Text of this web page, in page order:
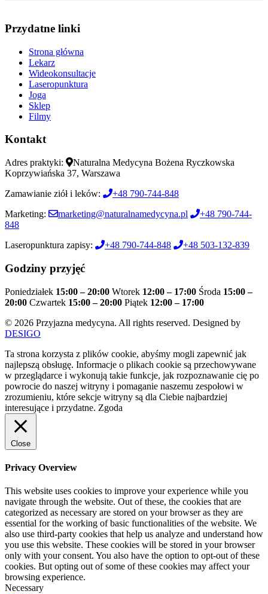
Przydatne linki
Strona główna
Lekarz
Wideokonsultacje
Laseropunktura
Joga
Sklep
Filmy
Kontakt
Adres praktyki:
Naturalna Medycyna Bożena Ryczkowska
Koprzywiańska 37, Warszawa
Zamawianie ziół i leków:
+48 790-744-848
Marketing:
marketing@naturalnamedycyna.pl
+48 790-744-
848
Laseropunktura zapisy:
+48 790-744-848 +48 503-132-839
Godziny przyjęć
Poniedziałek 15:00 – 20:00 Wtorek 12:00 – 17:00 Środa 15:00 –
20:00 Czwartek 15:00 – 20:00 Piątek 12:00 – 17:00
© 2026 Przyjazna medycyna. All rights reserved. Designed by
DESIGO
Ta strona korzysta z plików cookie, abyśmy mogli zapewnić jak
najlepszą obsługę. Informacje o plikach cookie są przechowywane
w przeglądarce i wykonują takie funkcje, jak rozpoznawanie cię po
powrocie do naszej witryny i pomaganie naszemu zespołowi w
zrozumieniu, które sekcje witryny są dla Ciebie najbardziej
interesujące i przydatne. Zgoda
Close
Privacy Overview
This website uses cookies to improve your experience while you
navigate through the website. Out of these, the cookies that are
categorized as necessary are stored on your browser as they are
essential for the working of basic functionalities of the website. We
also use third-party cookies that help us analyze and understand how
you use this website. These cookies will be stored in your browser
only with your consent. You also have the option to opt-out of these
cookies. But opting out of some of these cookies may affect your
browsing experience.
Necessary